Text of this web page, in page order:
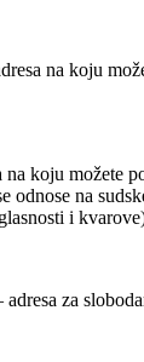
na koju
na koju možete
odnose na
i
adresa za